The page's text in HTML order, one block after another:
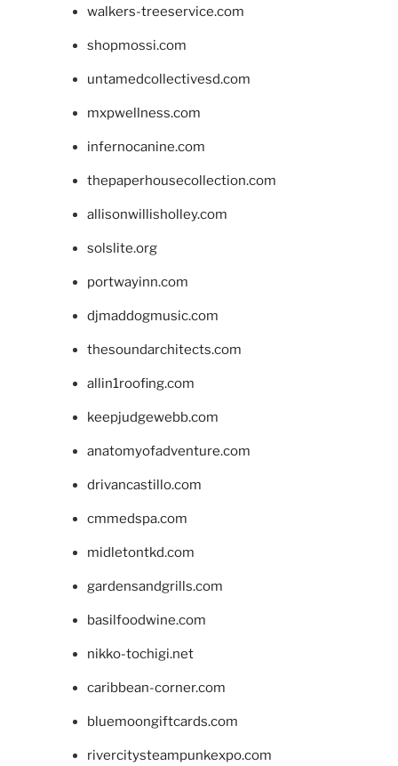
walkers-treeservice.com
shopmossi.com
untamedcollectivesd.com
mxpwellness.com
infernocanine.com
thepaperhousecollection.com
allisonwillisholley.com
solslite.org
portwayinn.com
djmaddogmusic.com
thesoundarchitects.com
allin1roofing.com
keepjudgewebb.com
anatomyofadventure.com
drivancastillo.com
cmmedspa.com
midletontkd.com
gardensandgrills.com
basilfoodwine.com
nikko-tochigi.net
caribbean-corner.com
bluemoongiftcards.com
rivercitysteampunkexpo.com